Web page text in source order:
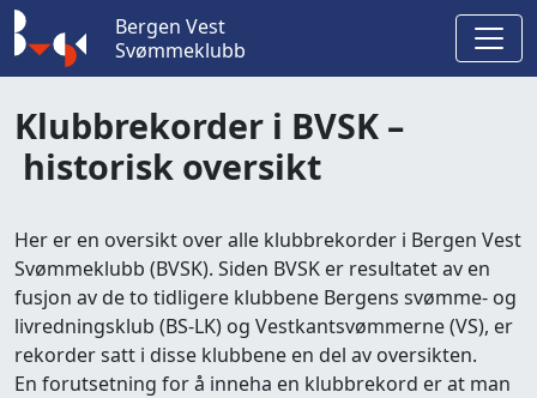
Bergen Vest
Svømmeklubb
Klubbrekorder i BVSK –
historisk oversikt
Her er en oversikt over alle klubbrekorder i Bergen Vest
Svømmeklubb (BVSK). Siden BVSK er resultatet av en
fusjon av de to tidligere klubbene Bergens svømme- og
livredningsklub (BS-LK) og Vestkantsvømmerne (VS), er
rekorder satt i disse klubbene en del av oversikten.
En forutsetning for å inneha en klubbrekord er at man